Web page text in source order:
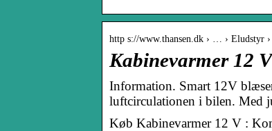
http s://www.thansen.dk › … › Eludstyr
Kabinevarmer 12
Information. Smart 12V
luftcirculationen i bilen. Med
Køb Kabinevarmer 12 V :